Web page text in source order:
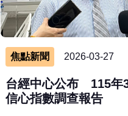
焦點新聞 2026-03-27
台經中心公布 115年
信心指數調查報告